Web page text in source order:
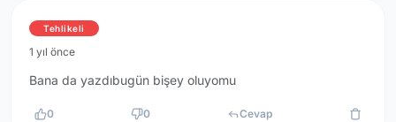
Tehlikeli
1 yıl önce
Bana da yazdıbugün bişey oluyomu
0 0 Cevap